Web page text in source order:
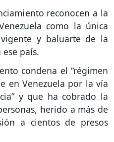
reconocen a la
como la única
y baluarte de la
país.
condena el “régimen
en Venezuela por la vía
y que ha cobrado la
herido a más de
a cientos de presos